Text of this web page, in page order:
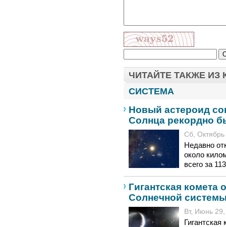
ЧИТАЙТЕ ТАКЖЕ ИЗ
СИСТЕМА
Новый астероид
Солнца рекордно
Сб,
Недавно
около
всего за
Гигантская комета
Солнечной
Вт, Июнь